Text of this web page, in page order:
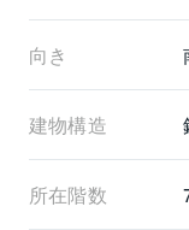
向き
建物構造
所在階数